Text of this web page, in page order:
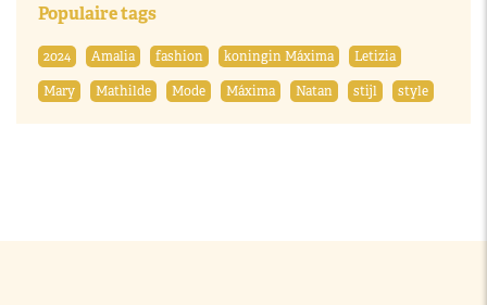
Populaire tags
2024 Amalia fashion koningin Máxima
Letizia
Mary
Mathilde Mode Máxima Natan stijl style